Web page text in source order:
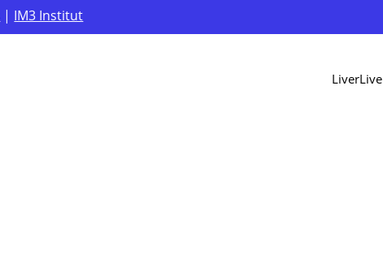
| IM3 Institut
LiverLive